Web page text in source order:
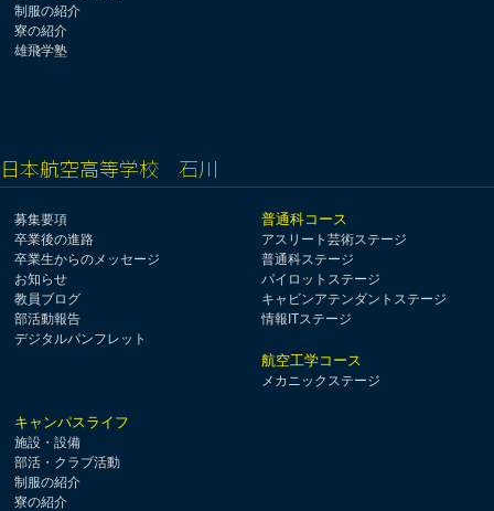
制服の紹介
寮の紹介
雄飛学塾
日本航空高等学校 石川
募集要項
卒業後の進路
卒業生からのメッセージ
お知らせ
教員ブログ
部活動報告
デジタルパンフレット
普通科コース
アスリート芸術ステージ
普通科ステージ
パイロットステージ
キャビンアテンダントステージ
情報ITステージ
航空工学コース
メカニックステージ
キャンパスライフ
施設・設備
部活・クラブ活動
制服の紹介
寮の紹介